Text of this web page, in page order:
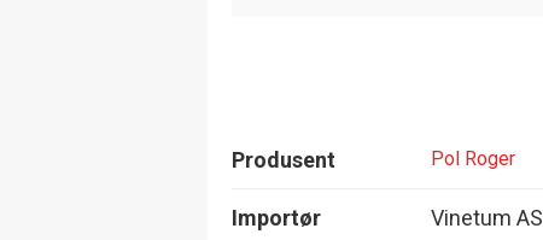
Produsent Pol Roger
Importør Vinetum AS